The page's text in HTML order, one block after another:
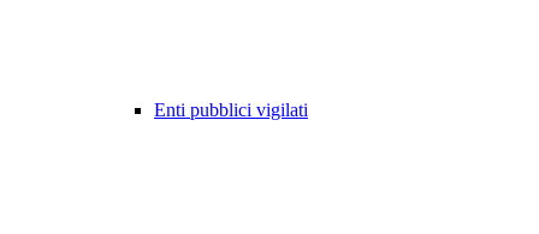
Enti pubblici vigilati